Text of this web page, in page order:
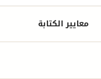
معايير الكتابة